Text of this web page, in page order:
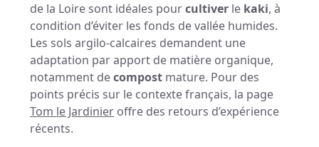
de la Loire sont idéales pourcultiver le kaki, à
condition d’éviter les fonds de vallée humides.
Les sols argilo-calcaires demandent une
adaptation par apport de matière organique,
notamment decompost mature. Pour des
points précis sur le contexte français, la page
Tom le Jardinier offre des retours d’expérience
récents.